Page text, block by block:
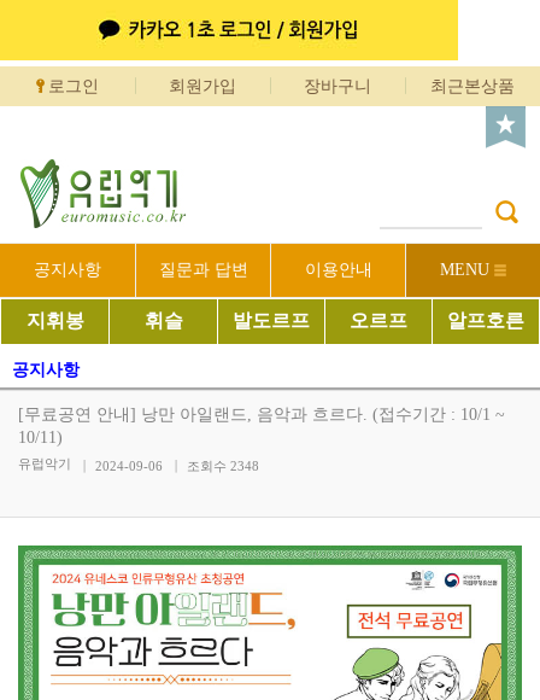
로그인 회원가입 장바구니 최근본상품
공지사항 질문과 답변 이용안내 MENU
지휘봉 휘슬 발도르프 오르프 알프호른
공지사항
[무료공연 안내] 낭만 아일랜드, 음악과 흐르다. (접수기간 : 10/1 ~
10/11)
유럽악기 2024-09-06 조회수 2348